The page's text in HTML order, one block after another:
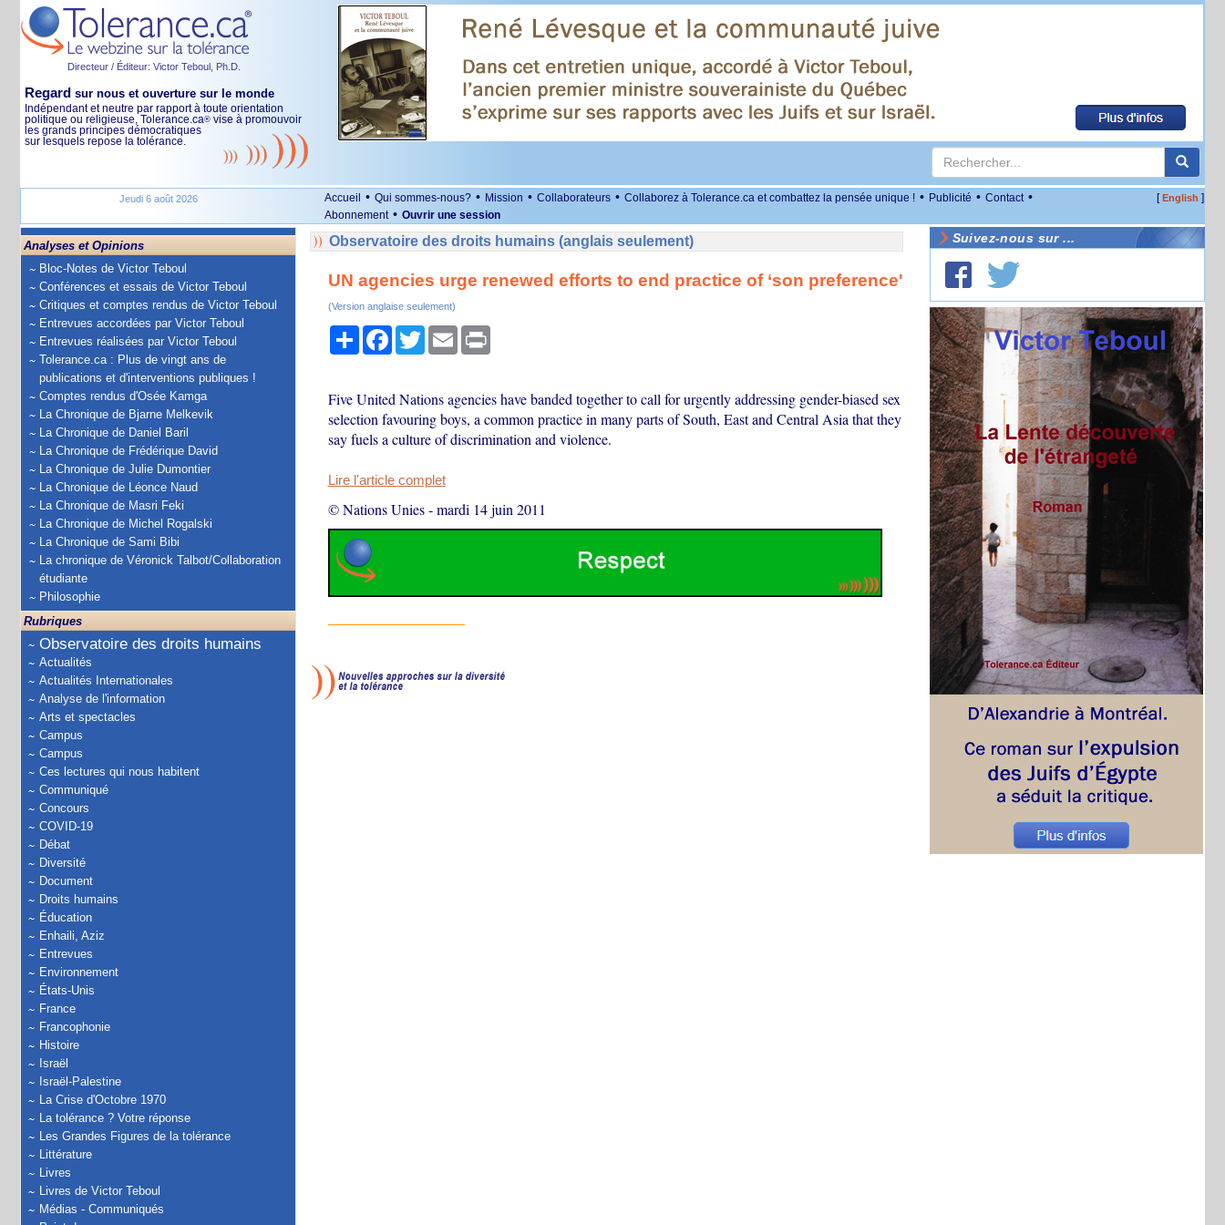
Directeur / Éditeur: Victor Teboul, Ph.D.
Regard sur nous et ouverture sur le monde
Indépendant et neutre par rapport à toute orientation
politique ou religieuse, Tolerance.ca® vise à promouvoir
les grands principes démocratiques
sur lesquels repose la tolérance.
Jeudi 6 août 2026 Accueil • Qui sommes-nous? • Mission • Collaborateurs • Collaborez à Tolerance.ca et combattez la pensée unique ! • Publicité • Contact •
Abonnement • Ouvrir une session
[English ]
Analyses et Opinions
Bloc-Notes de Victor Teboul
Conférences et essais de Victor Teboul
Critiques et comptes rendus de Victor Teboul
Entrevues accordées par Victor Teboul
Entrevues réalisées par Victor Teboul
Tolerance.ca : Plus de vingt ans de
publications et d'interventions publiques !
Comptes rendus d'Osée Kamga
La Chronique de Bjarne Melkevik
La Chronique de Daniel Baril
La Chronique de Frédérique David
La Chronique de Julie Dumontier
La Chronique de Léonce Naud
La Chronique de Masri Feki
La Chronique de Michel Rogalski
La Chronique de Sami Bibi
La chronique de Véronick Talbot/Collaboration
étudiante
Philosophie
Rubriques
Observatoire des droits humains
Actualités
Actualités Internationales
Analyse de l'information
Arts et spectacles
Campus
Campus
Ces lectures qui nous habitent
Communiqué
Concours
COVID-19
Débat
Diversité
Document
Droits humains
Éducation
Enhaili, Aziz
Entrevues
Environnement
États-Unis
France
Francophonie
Histoire
Israël
Israël-Palestine
La Crise d'Octobre 1970
La tolérance ? Votre réponse
Les Grandes Figures de la tolérance
Littérature
Livres
Livres de Victor Teboul
Médias - Communiqués
Observatoire des droits humains (anglais seulement)
UN agencies urge renewed efforts to end practice of ‘son preference'
(Version anglaise seulement)
PartagerFacebook
TwitterEmail Print
Five United Nations agencies have banded together to call for urgently addressing gender-biased sex
selection favouring boys, a common practice in many parts of South, East and Central Asia that they
say fuels a culture of discrimination and violence.
Lire l'article complet
© Nations Unies-mardi 14 juin 2011
Suivez-nous sur ...